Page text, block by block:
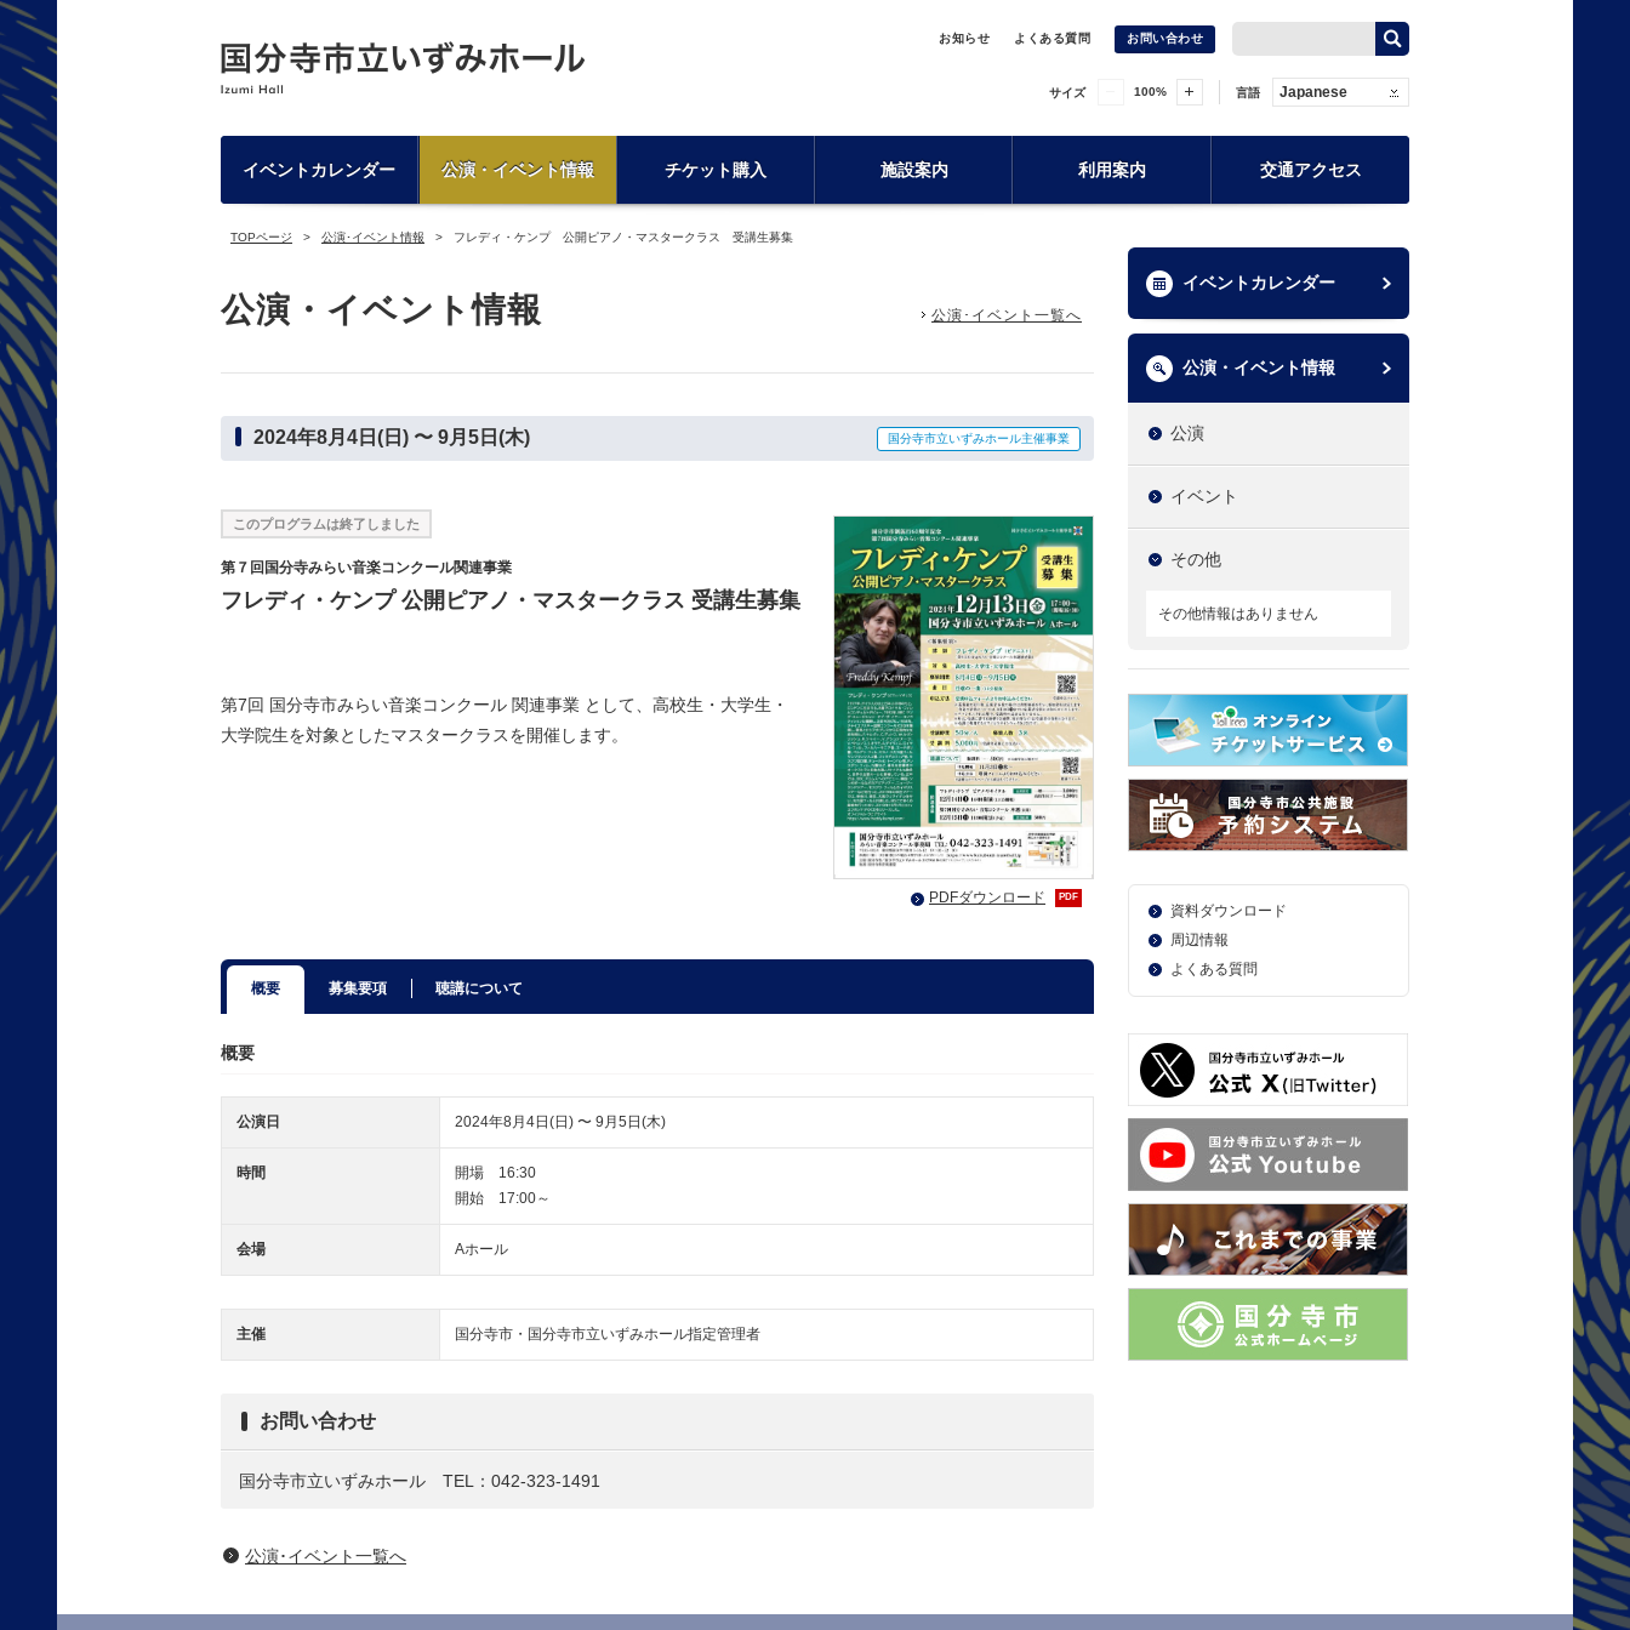
お知らせ よくある質問 お問い合わせ
サイズ 100% 言語 Japanese
イベントカレンダー 公演・イベント情報 チケット購入 施設案内 利用案内 交通アクセス
TOPページ 公演･イベント情報 フレディ・ケンプ 公開ピアノ・マスタークラス 受講生募集
公演・イベント情報 公演･イベント一覧へ
2024年8月4日(日) 〜 9月5日(木) 国分寺市立いずみホール主催事業
このプログラムは終了しました
第７回国分寺みらい音楽コンクール関連事業
フレディ・ケンプ 公開ピアノ・マスタークラス 受講生募集
第7回 国分寺市みらい音楽コンクール 関連事業 として、高校生・大学生・
大学院生を対象としたマスタークラスを開催します。
PDFダウンロード PDF
概要 募集要項 聴講について
概要
公演日 2024年8月4日(日) 〜 9月5日(木)
時間
開場 16:30
開始 17:00～
会場 Aホール
主催 国分寺市・国分寺市立いずみホール指定管理者
お問い合わせ
国分寺市立いずみホール TEL：042-323-1491
公演･イベント一覧へ
イベントカレンダー
公演・イベント情報
公演
イベント
その他
その他情報はありません
資料ダウンロード
周辺情報
よくある質問